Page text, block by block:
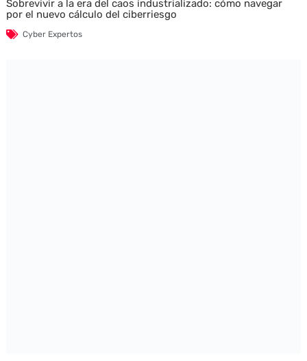
Sobrevivir a la era del caos industrializado: cómo navegar
por el nuevo cálculo del ciberriesgo
Cyber Expertos